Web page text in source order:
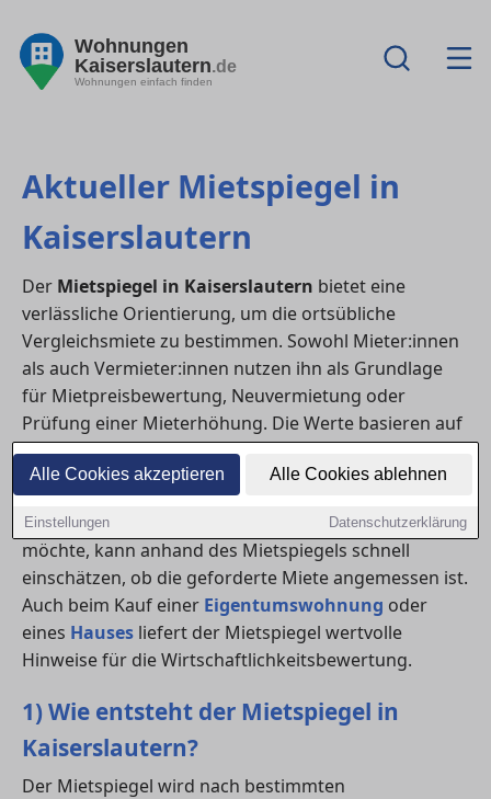
Alle Cookies akzeptieren Alle Cookies ablehnen
Einstellungen Datenschutzerklärung
Wohnungen
Kaiserslautern.de
Wohnungen einfach finden
Aktueller Mietspiegel in
Kaiserslautern
Der Mietspiegel in Kaiserslautern bietet eine
verlässliche Orientierung, um die ortsübliche
Vergleichsmiete zu bestimmen. Sowohl Mieter:innen
als auch Vermieter:innen nutzen ihn als Grundlage
für Mietpreisbewertung, Neuvermietung oder
Prüfung einer Mieterhöhung. Die Werte basieren auf
den durchschnittlichen Mieten vergleichbarer
Wohnungen in Lage, Baujahr, Größe und Ausstattung.
Wer einewohnung mieten hausbeziehen
möchte, kann anhand des Mietspiegels schnell
einschätzen, ob die geforderte Miete angemessen ist.
Auch beim Kauf einer Eigentumswohnung oder
eines Hauses liefert der Mietspiegel wertvolle
Hinweise für die Wirtschaftlichkeitsbewertung.
1) Wie entsteht der Mietspiegel in
Kaiserslautern?
Der Mietspiegel wird nach bestimmten